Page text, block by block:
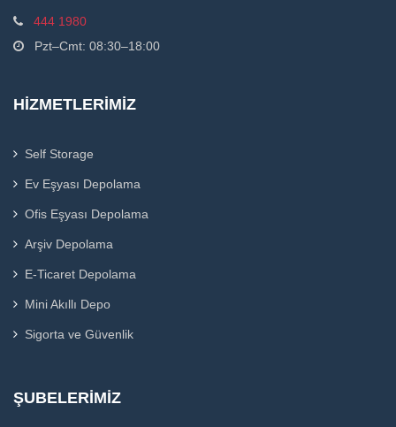
444 1980
Pzt–Cmt: 08:30–18:00
HIZMETLERIMIZ
Self Storage
Ev Eşyası Depolama
Ofis Eşyası Depolama
Arşiv Depolama
E-Ticaret Depolama
Mini Akıllı Depo
Sigorta ve Güvenlik
ŞUBELERIMIZ